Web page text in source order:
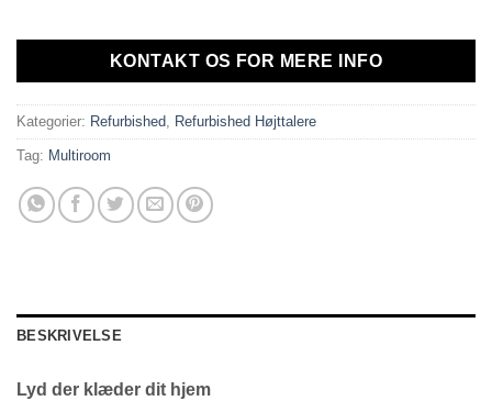
KONTAKT OS FOR MERE INFO
Kategorier: Refurbished, Refurbished Højttalere
Tag: Multiroom
BESKRIVELSE
Lyd der klæder dit hjem